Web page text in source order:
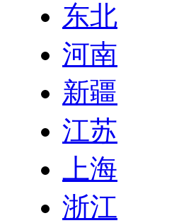
东北
河南
新疆
江苏
上海
浙江